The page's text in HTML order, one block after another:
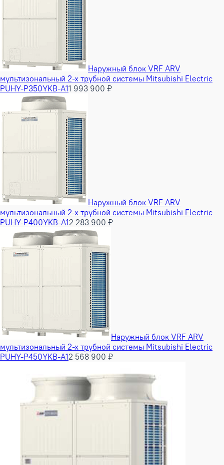
Наружный блок VRF ARV
мультизональный 2-х трубной системы Mitsubishi Electric
PUHY-P350YKB-A11 993 900 ₽
Наружный блок VRF ARV
мультизональный 2-х трубной системы Mitsubishi Electric
PUHY-P400YKB-A12 283 900 ₽
Наружный блок VRF ARV
мультизональный 2-х трубной системы Mitsubishi Electric
PUHY-P450YKB-A12 568 900 ₽